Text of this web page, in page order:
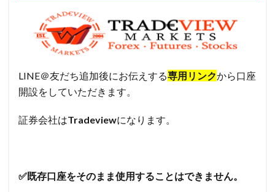
LINE＠友だち追加後にお伝えする専用リンクから口座
開設をしていただきます。
証券会社はTradeviewになります。
✅既存口座をそのまま使用することはできません。